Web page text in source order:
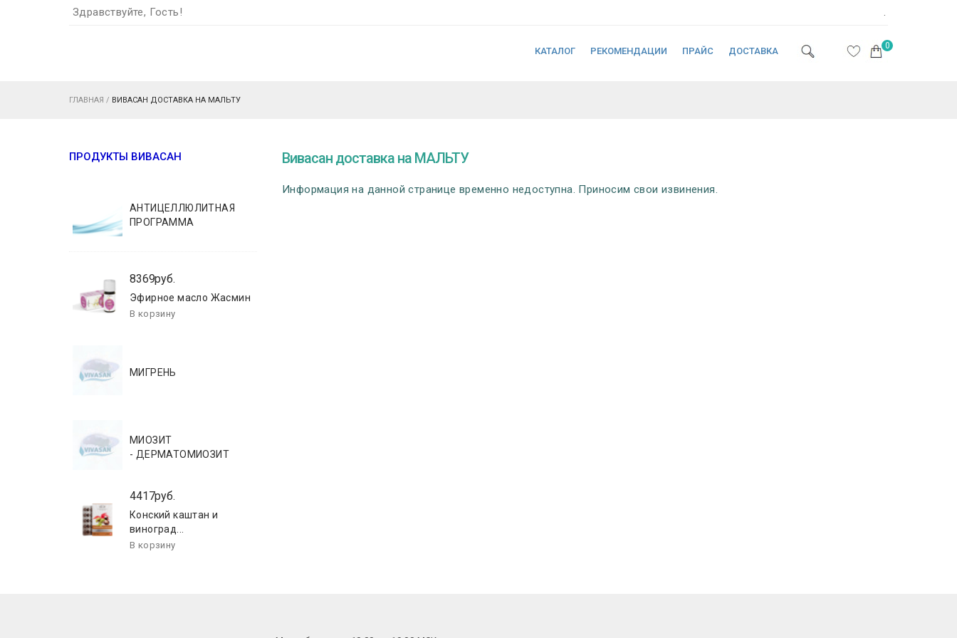
Здравствуйте, Гость! .
КАТАЛОГ РЕКОМЕНДАЦИИ ПРАЙС ДОСТАВКА 0
ГЛАВНАЯ / ВИВАСАН ДОСТАВКА НА МАЛЬТУ
Вивасан доставка на МАЛЬТУ
Информация на данной странице временно недоступна. Приносим свои извинения.
ПРОДУКТЫ ВИВАСАН
АНТИЦЕЛЛЮЛИТНАЯ
ПРОГРАММА
8369руб.
Эфирное масло Жасмин
МИГРЕНЬ
МИОЗИТ
- ДЕРМАТОМИОЗИТ
4417руб.
Конский каштан и
виноград...